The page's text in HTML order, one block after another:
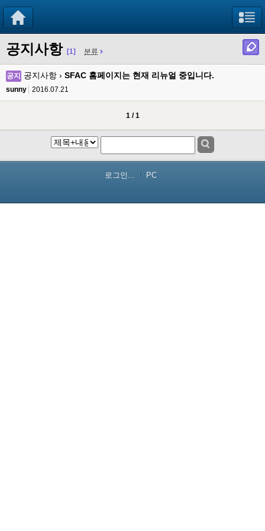
공지사항 [1] 분류
공지 공지사항 › SFAC 홈페이지는 현재 리뉴얼 중입니다.
sunny 2016.07.21
1 / 1
로그인... PC